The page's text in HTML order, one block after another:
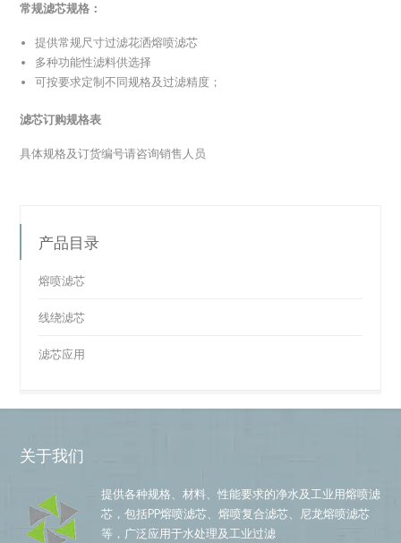
常规滤芯规格：
提供常规尺寸过滤花洒熔喷滤芯
多种功能性滤料供选择
可按要求定制不同规格及过滤精度；
滤芯订购规格表
具体规格及订货编号请咨询销售人员
产品目录
熔喷滤芯
线绕滤芯
滤芯应用
关于我们
提供各种规格、材料、性能要求的净水及工业用熔喷滤
芯，包括PP熔喷滤芯、熔喷复合滤芯、尼龙熔喷滤芯
等，广泛应用于水处理及工业过滤